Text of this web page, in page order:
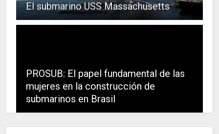
El submarino USS Massachusetts
PROSUB: El papel fundamental de las
mujeres en la construcción de
submarinos en Brasil